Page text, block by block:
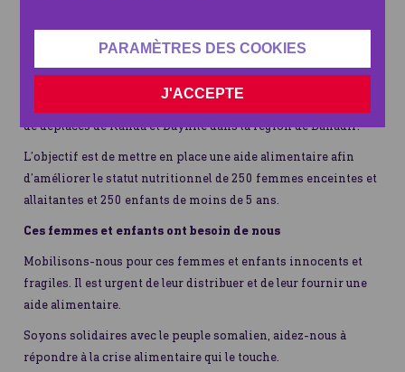
PARAMÈTRES DES COOKIES
J'ACCEPTE
L'objectif d'Human Appeal pour pallier la crise
de déplacés de Kahda et Daynile dans la région de Banadir.
L’objectif est de mettre en place une aide alimentaire afin
d’améliorer le statut nutritionnel de 250 femmes enceintes et
allaitantes et 250 enfants de moins de 5 ans.
Ces femmes et enfants ont besoin de nous
Mobilisons-nous pour ces femmes et enfants innocents et
fragiles. Il est urgent de leur distribuer et de leur fournir une
aide alimentaire.
Soyons solidaires avec le peuple somalien, aidez-nous à
répondre à la crise alimentaire qui le touche.